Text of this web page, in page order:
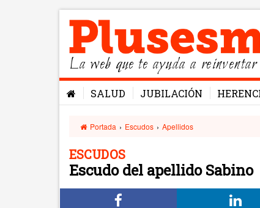
La web que te ayuda a
SALUD JUBILACIÓN
Portada › Escudos › Apellidos
ESCUDOS
Escudo del apellido Sabino